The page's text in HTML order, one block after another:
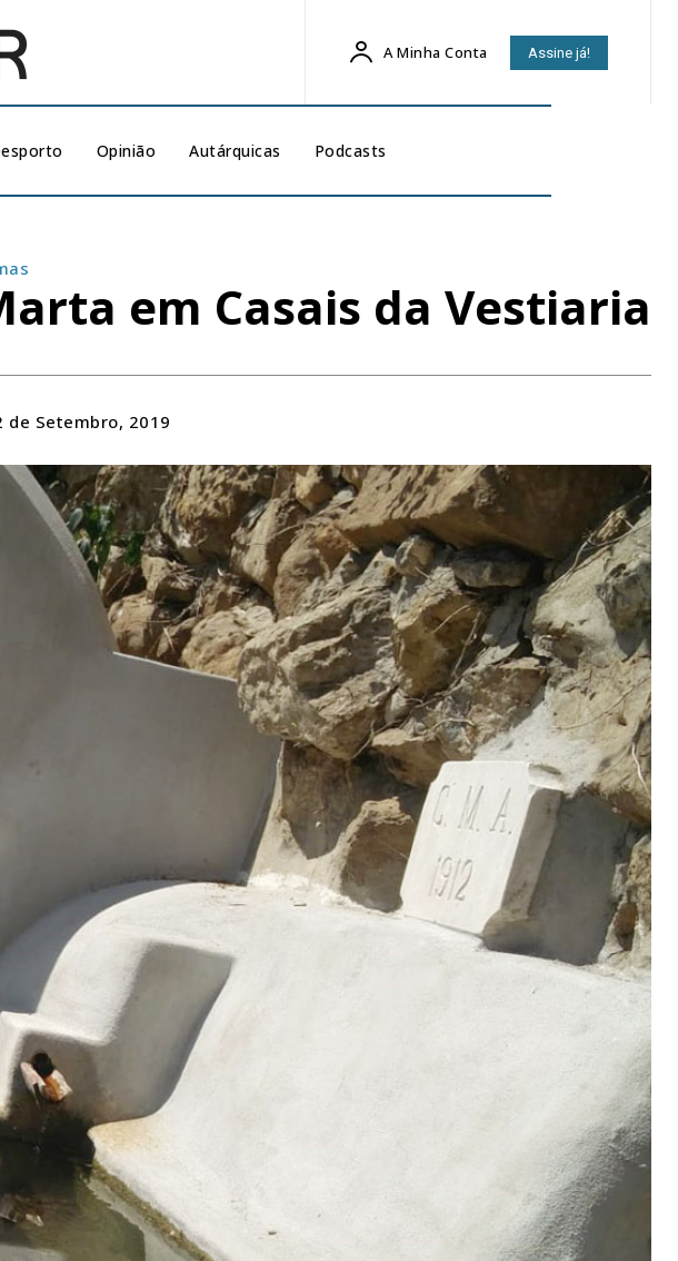
A Minha Conta Assine já!
Opinião Autárquicas Podcasts
em Casais da Vestiaria
de Setembro, 2019